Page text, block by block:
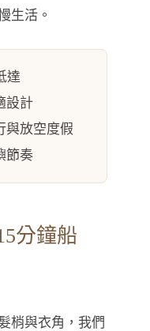
生活。
達
設計
與放空度假
節奏
分鐘船
梢與衣角，我們